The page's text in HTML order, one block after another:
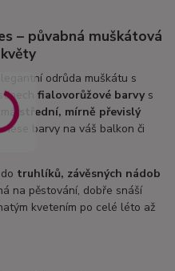
– půvabná muškátová
odrůda muškátu s
fialovorůžové barvys
mástřední, mírně převislý
vnese barvy na váš balkon či
truhlíků, závěsných nádob
na pěstování, dobře snáší
kvetením po celé léto až